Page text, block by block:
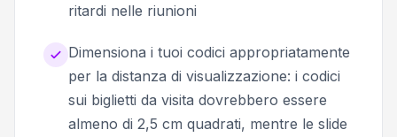
ritardi nelle riunioni
Dimensiona i tuoi codici appropriatamente
per la distanza di visualizzazione: i codici
sui biglietti da visita dovrebbero essere
almeno di 2,5 cm quadrati, mentre le slide